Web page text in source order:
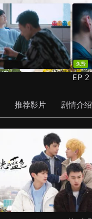
免费
EP 2
推荐影片 剧情介绍